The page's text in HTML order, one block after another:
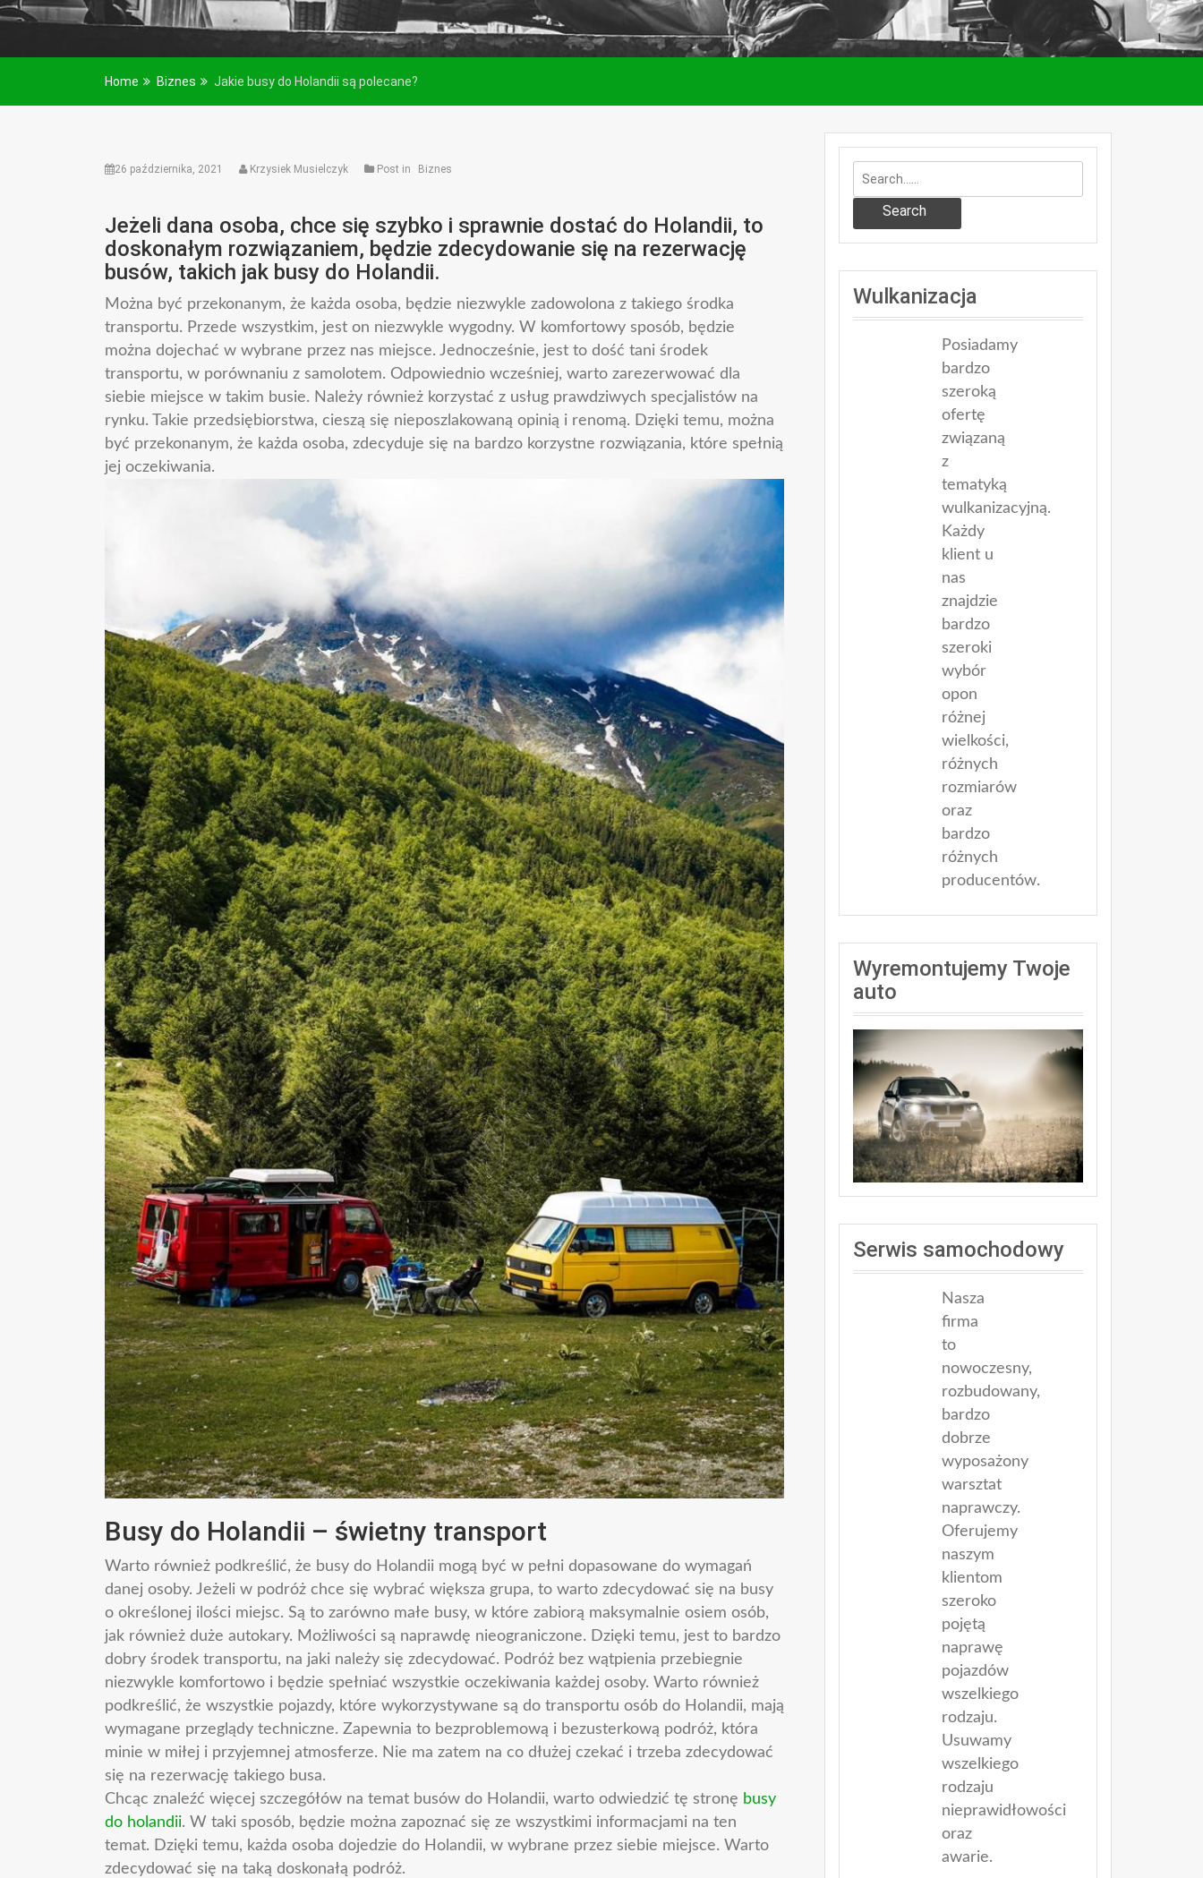
Home Biznes Jakie busy do Holandii są polecane?
26 października, 2021 Krzysiek Musielczyk Post in Biznes
Jeżeli dana osoba, chce się szybko i sprawnie dostać do Holandii, to
doskonałym rozwiązaniem, będzie zdecydowanie się na rezerwację
busów, takich jak busy do Holandii.
Można być przekonanym, że każda osoba, będzie niezwykle zadowolona z takiego środka
transportu. Przede wszystkim, jest on niezwykle wygodny. W komfortowy sposób, będzie
można dojechać w wybrane przez nas miejsce. Jednocześnie, jest to dość tani środek
transportu, w porównaniu z samolotem. Odpowiednio wcześniej, warto zarezerwować dla
siebie miejsce w takim busie. Należy również korzystać z usług prawdziwych specjalistów na
rynku. Takie przedsiębiorstwa, cieszą się nieposzlakowaną opinią i renomą. Dzięki temu, można
być przekonanym, że każda osoba, zdecyduje się na bardzo korzystne rozwiązania, które spełnią
jej oczekiwania.
Busy do Holandii – świetny transport
Warto również podkreślić, że busy do Holandii mogą być w pełni dopasowane do wymagań
danej osoby. Jeżeli w podróż chce się wybrać większa grupa, to warto zdecydować się na busy
o określonej ilości miejsc. Są to zarówno małe busy, w które zabiorą maksymalnie osiem osób,
jak również duże autokary. Możliwości są naprawdę nieograniczone. Dzięki temu, jest to bardzo
dobry środek transportu, na jaki należy się zdecydować. Podróż bez wątpienia przebiegnie
niezwykle komfortowo i będzie spełniać wszystkie oczekiwania każdej osoby. Warto również
podkreślić, że wszystkie pojazdy, które wykorzystywane są do transportu osób do Holandii, mają
wymagane przeglądy techniczne. Zapewnia to bezproblemową i bezusterkową podróż, która
minie w miłej i przyjemnej atmosferze. Nie ma zatem na co dłużej czekać i trzeba zdecydować
się na rezerwację takiego busa.
Chcąc znaleźć więcej szczegółów na temat busów do Holandii, warto odwiedzić tę stronę busy
do holandii. W taki sposób, będzie można zapoznać się ze wszystkimi informacjami na ten
temat. Dzięki temu, każda osoba dojedzie do Holandii, w wybrane przez siebie miejsce. Warto
zdecydować się na taką doskonałą podróż.
Search
Wulkanizacja
Posiadamy
bardzo
szeroką
ofertę
związaną
z
tematyką
wulkanizacyjną.
Każdy
klient u
nas
znajdzie
bardzo
szeroki
wybór
opon
różnej
wielkości,
różnych
rozmiarów
oraz
bardzo
różnych
producentów.
Wyremontujemy Twoje
auto
Serwis samochodowy
Nasza
firma
to
nowoczesny,
rozbudowany,
bardzo
dobrze
wyposażony
warsztat
naprawczy.
Oferujemy
naszym
klientom
szeroko
pojętą
naprawę
pojazdów
wszelkiego
rodzaju.
Usuwamy
wszelkiego
rodzaju
nieprawidłowości
oraz
awarie.